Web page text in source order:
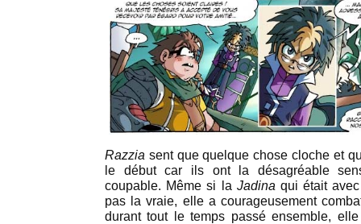
Razzia sent que quelque chose cloche et
le début car ils ont la désagréable
coupable. Même si la Jadina qui était
pas la vraie, elle a courageusement
durant tout le temps passé ensemble,